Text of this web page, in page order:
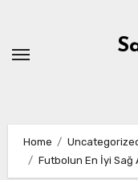
content
Home
Futbolun En İyi Sağ